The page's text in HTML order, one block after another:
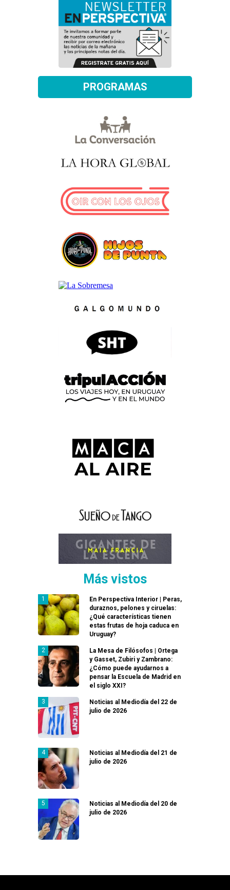
PROGRAMAS
Más vistos
En Perspectiva Interior | Peras,
duraznos, pelones y ciruelas:
¿Qué características tienen
estas frutas de hoja caduca en
Uruguay?
La Mesa de Filósofos | Ortega
y Gasset, Zubiri y Zambrano:
¿Cómo puede ayudarnos a
pensar la Escuela de Madrid en
el siglo XXI?
Noticias al Mediodía del 22 de
julio de 2026
Noticias al Mediodía del 21 de
julio de 2026
Noticias al Mediodía del 20 de
julio de 2026